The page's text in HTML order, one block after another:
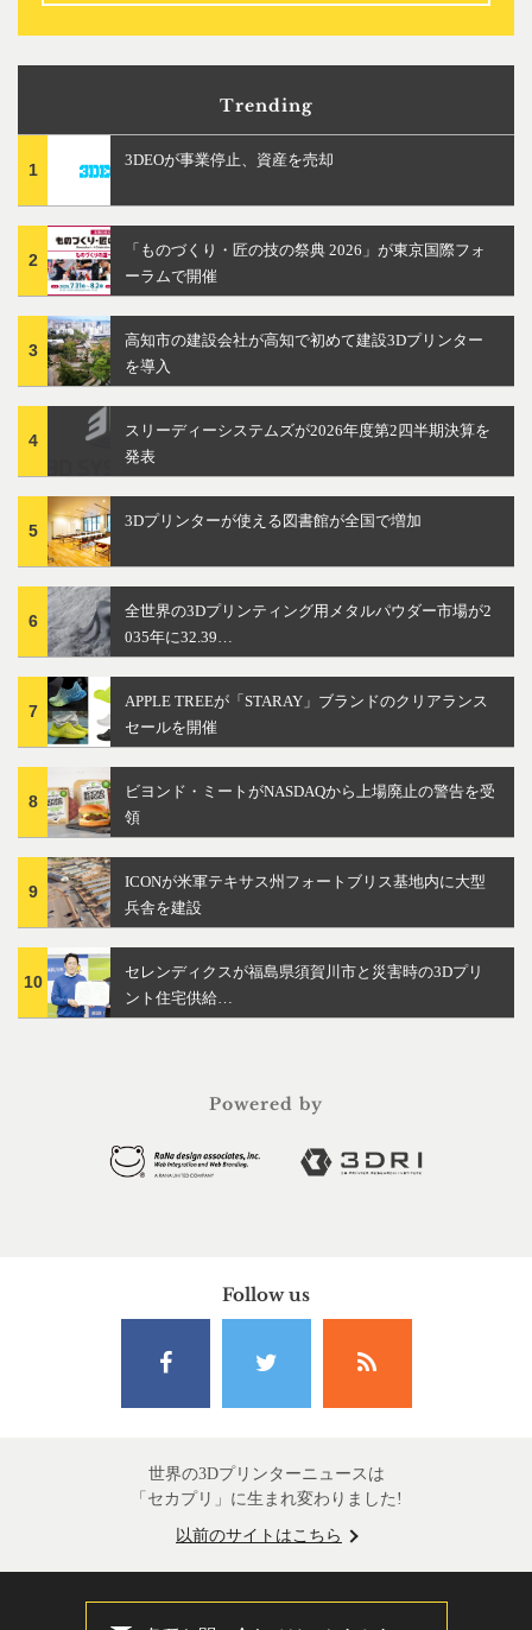
Trending
1
3DEOが事業停止、資産を売却
2
「ものづくり・匠の技の祭典 2026」が東京国際フォ
ーラムで開催
3
高知市の建設会社が高知で初めて建設3Dプリンター
を導入
4
スリーディーシステムズが2026年度第2四半期決算を
発表
5
3Dプリンターが使える図書館が全国で増加
6
全世界の3Dプリンティング用メタルパウダー市場が2
035年に32.39…
7
APPLE TREEが「STARAY」ブランドのクリアランス
セールを開催
8
ビヨンド・ミートがNASDAQから上場廃止の警告を受
領
9
ICONが米軍テキサス州フォートブリス基地内に大型
兵舎を建設
10
セレンディクスが福島県須賀川市と災害時の3Dプリ
ント住宅供給…
Powered by
Follow us
世界の3Dプリンターニュースは
「セカプリ」に生まれ変わりました!
以前のサイトはこちら